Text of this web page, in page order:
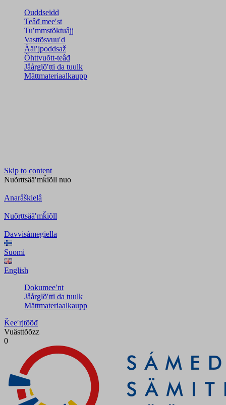
Ouddseidd
Teâđ meeʹst
Tuʹmmstõktuâjj
Vasttõsvuuʹd
Ääiʹjpoddsaž
Õhttvuõtt-teâđ
Jåårǥlõʹtti da tuulk
Mättmateriaalkaupp
Skip to content
Nuõrttsääʹmǩiõll nuo
Anarâškielâ
Nuõrttsääʹmǩiõll
Davvisámegiella
Suomi
English
Dokumeeʹnt
Jåårǥlõʹtti da tuulk
Mättmateriaalkaupp
Ǩeeʹrjtõõđ
Vuästtõõzz
0